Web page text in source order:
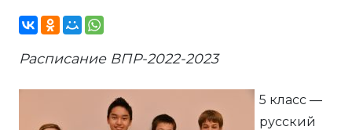
Расписание ВПР-2022-2023
5 класс —
русский